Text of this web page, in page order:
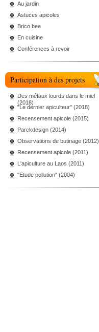
Au jardin
Astuces apicoles
Brico bee
En cuisine
Conférences à revoir
Participation à des projets
Des métaux lourds dans le miel
(2018)
"Le dernier apiculteur" (2018)
Recensement apicole (2015)
Parckdesign (2014)
Observations de butinage (2012)
Recensement apicole (2011)
L'apiculture au Laos (2011)
"Etude pollution" (2004)